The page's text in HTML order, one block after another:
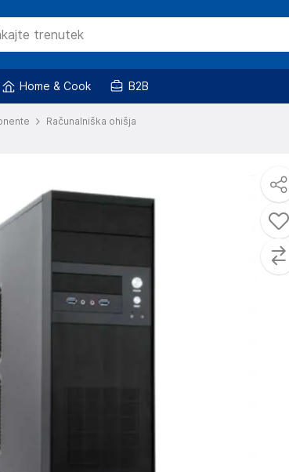
Home & Cook B2B
Računalniška ohišja